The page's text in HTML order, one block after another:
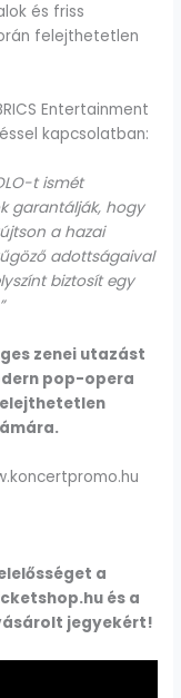
és friss
felejthetetlen
Entertainment
kapcsolatban:
t ismét
garantálják, hogy
a hazai
adottságaival
biztosít egy
zenei utazást
pop-opera
a
és a
jegyekért!